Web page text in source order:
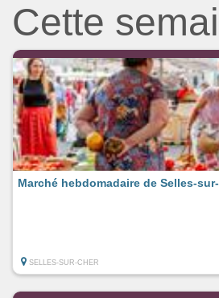
Cette
Marché hebdomadaire de Selles-
SELLES-SUR-CHER